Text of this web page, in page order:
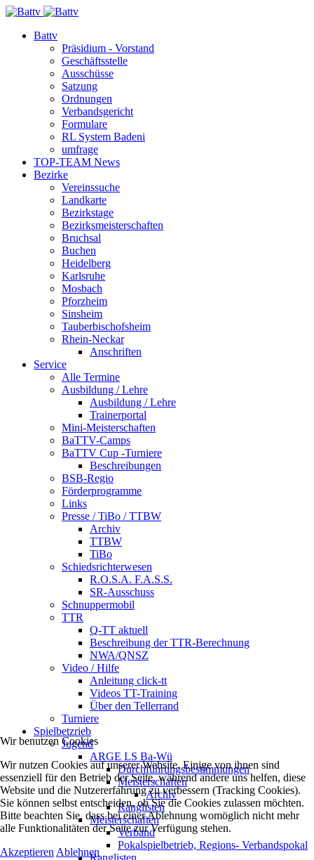
Battv
Präsidium - Vorstand
Geschäftsstelle
Ausschüsse
Satzung
Ordnungen
Verbandsgericht
Formulare
RL System Badeni
umfrage
TOP-TEAM News
Bezirke
Vereinssuche
Landkarte
Bezirkstage
Bezirksmeisterschaften
Bruchsal
Buchen
Heidelberg
Karlsruhe
Mosbach
Pforzheim
Sinsheim
Tauberbischofsheim
Rhein-Neckar
Anschriften
Service
Alle Termine
Ausbildung / Lehre
Ausbildung / Lehre
Trainerportal
Mini-Meisterschaften
BaTTV-Camps
BaTTV Cup -Turniere
Beschreibungen
BSB-Regio
Förderprogramme
Links
Presse / TiBo / TTBW
Archiv
TTBW
TiBo
Schiedsrichterwesen
R.O.S.A. F.A.S.S.
SR-Ausschuss
Schnuppermobil
TTR
Q-TT aktuell
Beschreibung der TTR-Berechnung
NWA/QNSZ
Video / Hilfe
Anleitung click-tt
Videos TT-Training
Über den Tellerrand
Turniere
Spielbetzrieb
Jugend
ARGE LS Ba-Wü
Durchführungsbestimmungen
Meisterschaften
Archiv
Ranglisten
Meisterschaften
Verband
Pokalspielbetrieb, Regions- Verbandspokal
Ranglisten
Wir benutzen Cookies
Wir nutzen Cookies auf unserer Website. Einige von ihnen sind
essenziell für den Betrieb der Seite, während andere uns helfen, diese
Website und die Nutzererfahrung zu verbessern (Tracking Cookies).
Sie können selbst entscheiden, ob Sie die Cookies zulassen möchten.
Bitte beachten Sie, dass bei einer Ablehnung womöglich nicht mehr
alle Funktionalitäten der Seite zur Verfügung stehen.
Akzeptieren Ablehnen